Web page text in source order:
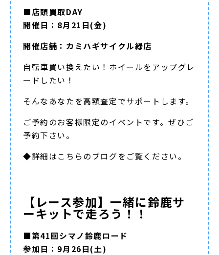
■店頭買取DAY
開催日：8月21日(金)
開催店舗：カミハギサイクル緑店
自転車買い換えたい！ホイールをアップグレ
ードしたい！
そんなあなたを高額査定でサポートします。
ご予約のお客様限定のイベントです。ぜひご
予約下さい。
◆詳細はこちらのブログをご覧ください。
【レース参加】一緒に鈴鹿サ
ーキットで走ろう！！
■第41回シマノ鈴鹿ロード
参加日：9月26日(土)